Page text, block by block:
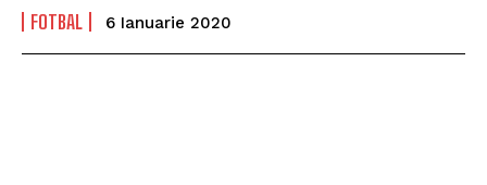
FOTBAL 6 Ianuarie 2020